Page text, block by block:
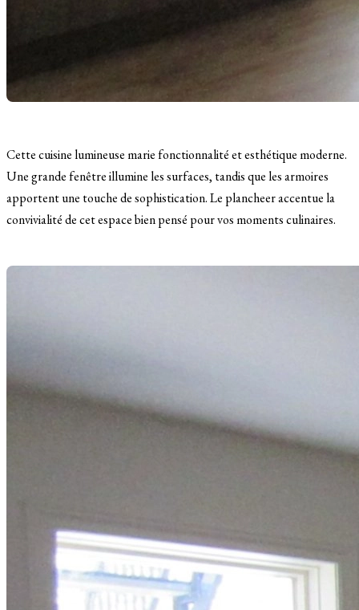
Cette cuisine lumineuse marie fonctionnalité et esthétique moderne.
Une grande fenêtre illumine les surfaces, tandis que les armoires
apportent une touche de sophistication. Le plancheer accentue la
convivialité de cet espace bien pensé pour vos moments culinaires.